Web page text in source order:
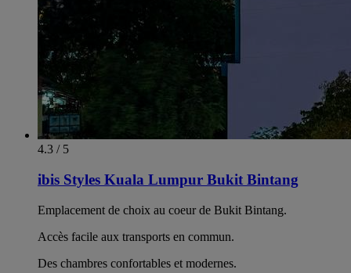
4.3 / 5
ibis Styles Kuala Lumpur Bukit Bintang
Emplacement de choix au coeur de Bukit Bintang.
Accès facile aux transports en commun.
Des chambres confortables et modernes.